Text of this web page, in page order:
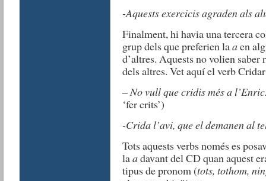
-Aquests exercicis agraden als
Finalment, hi havia una tercera
grup dels que preferien laaen
d’altres. Aquests no volien saber
dels altres. Vet aquí el verb
– No vull que cridis més a
‘fer crits’)
-Crida l’avi, que el demanen al
Tots aquests verbs només es
laadavant del CD quan aquest
tipus de pronom (tots, tothom,